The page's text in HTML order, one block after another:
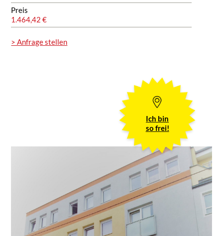
Preis
1.464,42 €
> Anfrage stellen
Ich bin
so frei!